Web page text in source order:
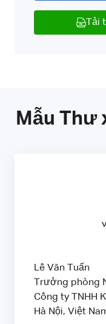
Tải
Mẫu Thư
Lê Văn Tuấn
Trưởng phòng
Công ty TNHH
Hà Nội, Việt